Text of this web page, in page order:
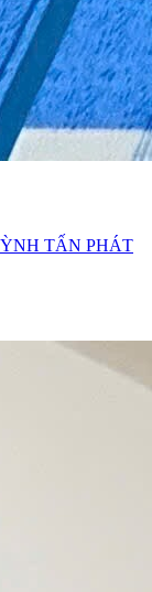
TẤN PHÁT